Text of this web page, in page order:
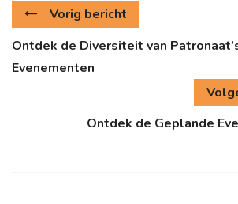
Vorig bericht
Ontdek de Diversiteit van
Evenementen
Ontdek de Geplande